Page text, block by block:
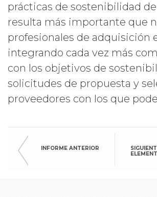
País
INFORMACIÓN DE
ECOVADIS
prácticas de sostenibilidad
resulta más importante que
profesionales de adquisición
integrando cada vez más
con los objetivos de
solicitudes de propuesta y
proveedores con los que
INFORME ANTERIOR